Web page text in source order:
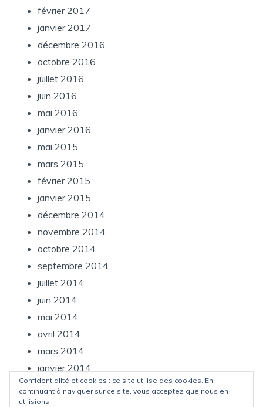
février 2017
janvier 2017
décembre 2016
octobre 2016
juillet 2016
juin 2016
mai 2016
janvier 2016
mai 2015
mars 2015
février 2015
janvier 2015
décembre 2014
novembre 2014
octobre 2014
septembre 2014
juillet 2014
juin 2014
mai 2014
avril 2014
mars 2014
janvier 2014
décembre 2013
Confidentialité et cookies : ce site utilise des cookies. En
continuant à naviguer sur ce site, vous acceptez que nous en
utilisions.